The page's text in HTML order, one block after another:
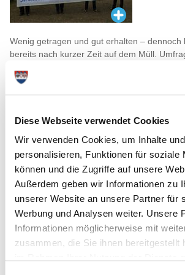
Diese Webseite verwendet Cookies
Wir verwenden Cookies, um Inhalte
personalisieren, Funktionen für soziale
können und die Zugriffe auf unsere
Außerdem geben wir Informationen zu
unserer Website an unsere Partner für
Werbung und Analysen weiter. Unsere
Informationen möglicherweise mit
zusammen, die Sie ihnen bereitgestellt
Wenig getragen und gut erhalten – dennoch
bereits nach kurzer Zeit auf dem Müll.
Kleiderschränken, die zuweilen wenig oder
werden. Um vor allem auf das Problem der
Arbeit, Steinburg Sozial und der Kreis
Nachhaltigkeit“.
Unter dem Motto „Ist doch schade drum!
gibt es am Donnerstag, 20. Juli, von 9.30
großen Parkplatz in der Breitenburger
buntes Programm mit Musik, Interviews und
Mittelpunkt stehen dabei Aufführungen und
Kindertagesstätten und Schulen. Auch eine
Bürgermeister Dr. Andreas Koeppen ist
„Wir wollen mit der Aktion nicht nur auf den